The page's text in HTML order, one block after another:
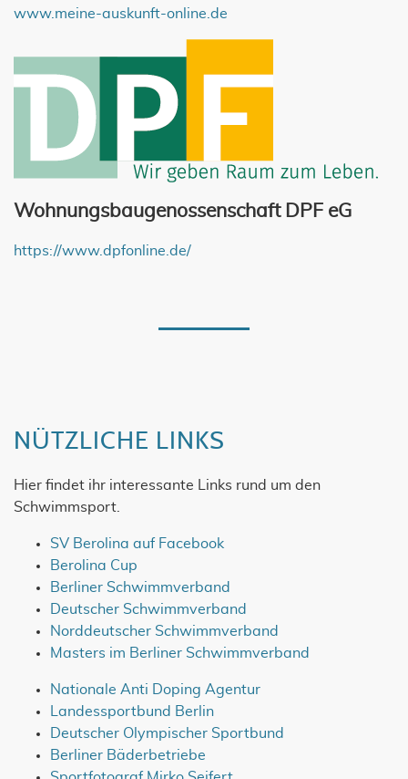
www.meine-auskunft-online.de
Wohnungsbaugenossenschaft DPF eG
https://www.dpfonline.de/
NÜTZLICHE LINKS
Hier findet ihr interessante Links rund um den
Schwimmsport.
SV Berolina auf Facebook
Berolina Cup
Berliner Schwimmverband
Deutscher Schwimmverband
Norddeutscher Schwimmverband
Masters im Berliner Schwimmverband
Nationale Anti Doping Agentur
Landessportbund Berlin
Deutscher Olympischer Sportbund
Berliner Bäderbetriebe